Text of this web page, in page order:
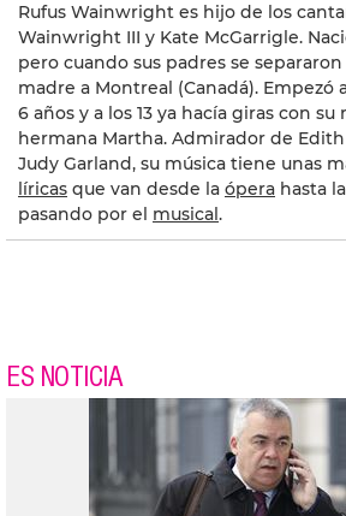
Rufus Wainwright es hijo de los
Wainwright III y Kate McGarrigle.
pero cuando sus padres se
madre a Montreal (Canadá). Empezó
6 años y a los 13 ya hacía giras con su
hermana Martha. Admirador de
Judy Garland, su música tiene unas
líricas que van desde la ópera hasta la
pasando por el musical.
ES NOTICIA